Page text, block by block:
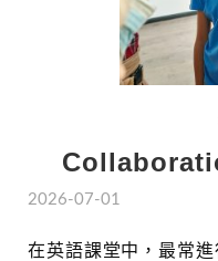
2026-07-01
在英語課堂中，最常進行的活動，就是以分組的方式進